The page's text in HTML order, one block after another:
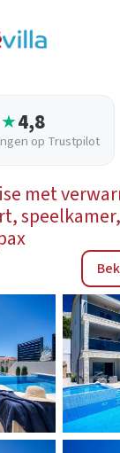
4,8
op Trustpilot
met